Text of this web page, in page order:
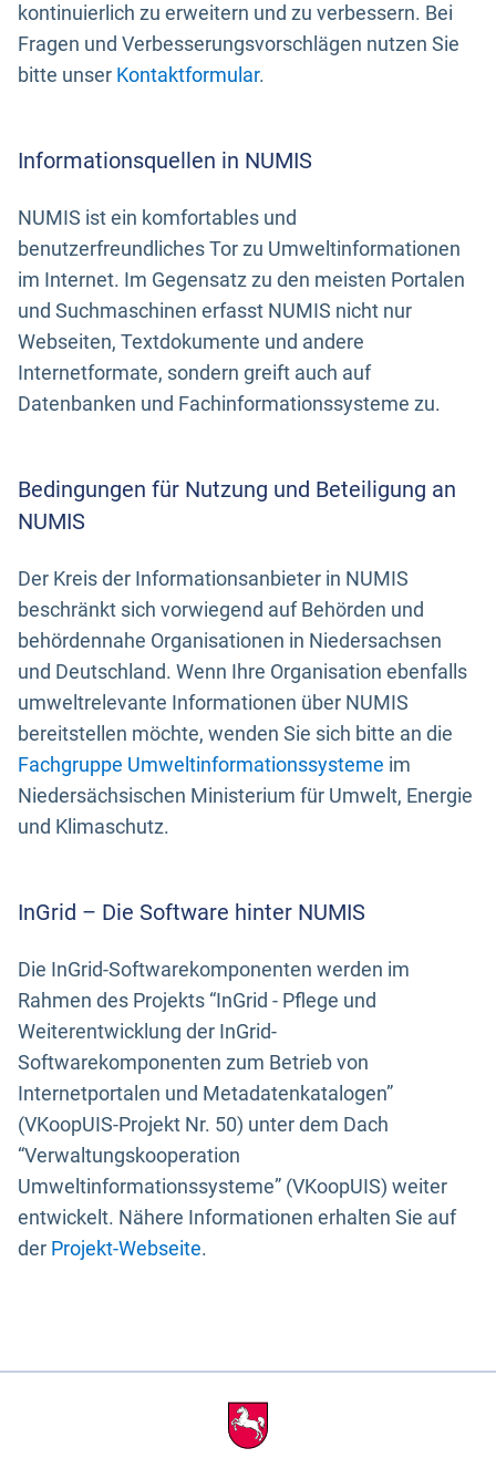
kontinuierlich zu erweitern und zu verbessern. Bei
Fragen und Verbesserungsvorschlägen nutzen Sie
bitte unser Kontaktformular.
Informationsquellen in NUMIS
NUMIS ist ein komfortables und
benutzerfreundliches Tor zu Umweltinformationen
im Internet. Im Gegensatz zu den meisten Portalen
und Suchmaschinen erfasst NUMIS nicht nur
Webseiten, Textdokumente und andere
Internetformate, sondern greift auch auf
Datenbanken und Fachinformationssysteme zu.
Bedingungen für Nutzung und Beteiligung an
NUMIS
Der Kreis der Informationsanbieter in NUMIS
beschränkt sich vorwiegend auf Behörden und
behördennahe Organisationen in Niedersachsen
und Deutschland. Wenn Ihre Organisation ebenfalls
umweltrelevante Informationen über NUMIS
bereitstellen möchte, wenden Sie sich bitte an die
Fachgruppe Umweltinformationssysteme im
Niedersächsischen Ministerium für Umwelt, Energie
und Klimaschutz.
InGrid – Die Software hinter NUMIS
Die InGrid-Softwarekomponenten werden im
Rahmen des Projekts “InGrid - Pflege und
Weiterentwicklung der InGrid-
Softwarekomponenten zum Betrieb von
Internetportalen und Metadatenkatalogen”
(VKoopUIS-Projekt Nr. 50) unter dem Dach
“Verwaltungskooperation
Umweltinformationssysteme” (VKoopUIS) weiter
entwickelt. Nähere Informationen erhalten Sie auf
der Projekt-Webseite.